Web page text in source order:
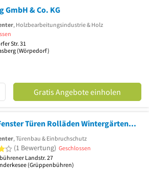
GmbH & Co. KG
, Holzbearbeitungsindustrie & Holz
Str. 31
(Wörpedorf)
Gratis Angebote einholen
GALLAS GmbH Fenster Türen Rolläden Wintergärten Tischlerei
, Türenbau & Einbruchschutz
4 von 5 Sternen
(1 Bewertung) Geschlossen
Landstr. 27
(Grüppenbühren)